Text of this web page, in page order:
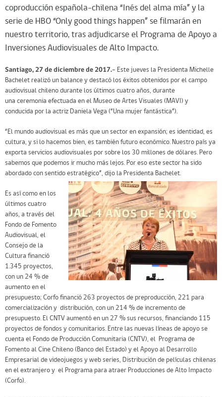
coproducción española-chilena “Inés del alma mía” y la
serie de HBO “Only good things happen” se filmarán en
nuestro territorio, tras adjudicarse el Programa de Apoyo a
Inversiones Audiovisuales de Alto Impacto.
Santiago, 27 de diciembre de 2017.- Este jueves la Presidenta Michelle
Bachelet realizó un balance y destacó los éxitos obtenidos por el campo
audiovisual chileno durante los últimos cuatro años, durante
una ceremonia efectuada en el Museo de Artes Visuales (MAVI) y
conducida por la actriz Daniela Vega (“Una mujer fantástica”).
“El mundo audiovisual es más que un sector en expansión; es identidad, es
cultura, y si lo hacemos bien, es también futuro económico. Nuestro país ya
exporta servicios audiovisuales por sobre los 30 millones de dólares. Pero
sabemos que podemos ir mucho más lejos. Por eso este sector ha sido
abordado con sentido estratégico”, dijo la Presidenta Bachelet.
Es así como en los
últimos cuatro
años, a través del
Fondo de Fomento
Audiovisual, el
Consejo de la
Cultura financió
1.345 proyectos,
con un 24 % de
aumento en el
presupuesto; Corfo financió 263 proyectos de preproducción, 221 para
comercialización y distribución, con un 214 % de incremento de
presupuesto. El CNTV aumentó en un 27 % sus recursos, financiando 115
proyectos de fondos y comunitarios. Entre las nuevas líneas de apoyo se
cuenta el Fondo de Producción Comunitaria (CNTV), el Programa de
Fomento al Cine Chileno (Banco del Estado) y el Apoyo al Desarrollo
Empresarial de videojuegos y web series, Distribución de películas chilenas
en el extranjero y el Programa para atraer Producciones de Alto Impacto
(Corfo).